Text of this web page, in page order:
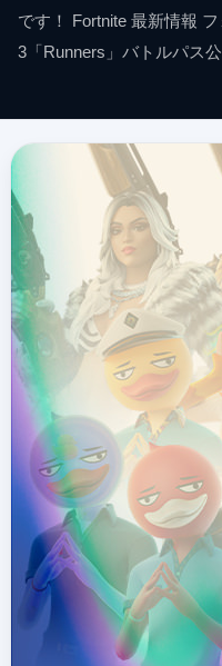
です！ Fortnite 最新情報
3「Runners」バトルパス